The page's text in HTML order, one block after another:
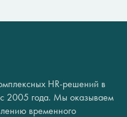
HR-решений в
2005 года. Мы оказываем
временного